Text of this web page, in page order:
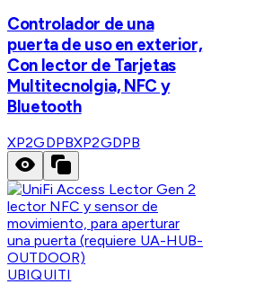
Controlador de una
puerta de uso en exterior,
Con lector de Tarjetas
Multitecnolgia, NFC y
Bluetooth
XP2GDPBXP2GDPB
UBIQUITI